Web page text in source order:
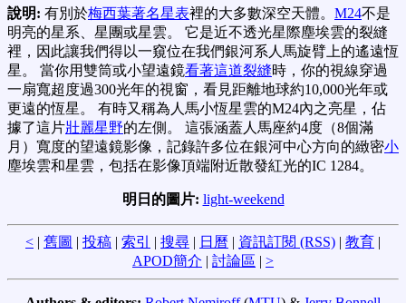
說明: 有別於梅西葉著名星表裡的大多數深空天體。 M24不是
明亮的星系、星團或星雲。 它是近不透光星際塵埃雲的裂縫
裡，因此讓我們得以一窺位在我們銀河系人馬旋臂上的遙遠恆
星。 當你用雙筒或小望遠鏡看著這道裂縫時，你的視線穿過
一扇寬超度過300光年的視窗，看見距離地球約10,000光年或
更遠的恆星。 有時又稱為人馬小恆星雲的M24內之亮星，佔
據了這片壯麗星野的左側。 這張涵蓋人馬座約4度（8個滿
月）寬度的望遠鏡影像，記錄許多位在銀河中心方向的緻密小
塵埃雲和星雲，包括在影像頂端附近散發紅光的IC 1284。
明日的圖片: light-weekend
< | 舊圖 | 投稿 | 索引 | 搜尋 | 日曆 | 資訊訂閱 (RSS) | 教育 |
APOD簡介 | 討論區 | >